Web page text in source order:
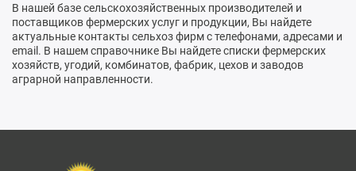
В нашей базе сельскохозяйственных производителей и
поставщиков фермерских услуг и продукции, Вы найдете
актуальные контакты сельхоз фирм с телефонами, адресами и
email. В нашем справочнике Вы найдете списки фермерских
хозяйств, угодий, комбинатов, фабрик, цехов и заводов
аграрной направленности.